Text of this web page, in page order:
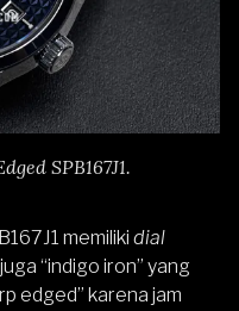
SPB167J1.
memiliki dial
“indigo iron” yang
edged” karena jam